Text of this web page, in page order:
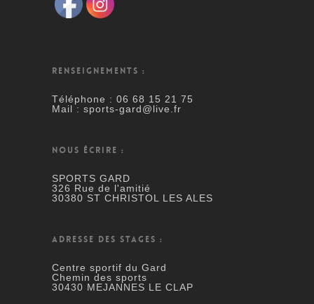
RENSEIGNEMENTS :
Téléphone : 06 68 15 21 75
Mail : sports-gard@live.fr
NOUS ÉCRIRE :
SPORTS GARD
326 Rue de l'amitié
30380 ST CHRISTOL LES ALES
ADRESSE DES STAGES :
Centre sportif du Gard
Chemin des sports
30430 MEJANNES LE CLAP